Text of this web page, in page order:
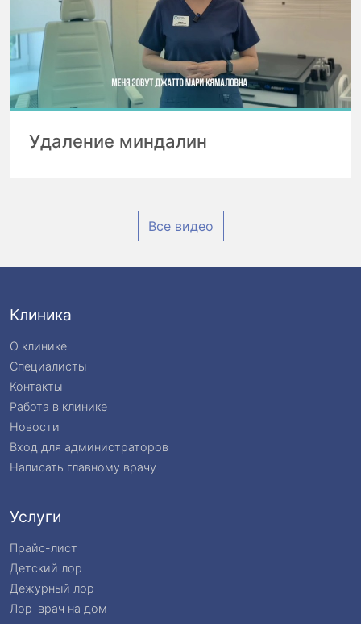
Удаление миндалин
Все видео
Клиника
О клинике
Специалисты
Контакты
Работа в клинике
Новости
Вход для администраторов
Написать главному врачу
Услуги
Прайс-лист
Детский лор
Дежурный лор
Лор-врач на дом